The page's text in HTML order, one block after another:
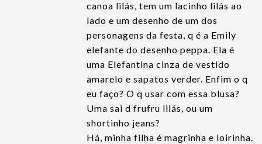
canoa lilás, tem um lacinho lilás ao
lado e um desenho de um dos
personagens da festa, q é a Emily
elefante do desenho peppa. Ela é
uma Elefantina cinza de vestido
amarelo e sapatos verder. Enfim o q
eu faço? O q usar com essa blusa?
Uma sai d frufru lilás, ou um
shortinho jeans?
Há, minha filha é magrinha e loirinha.